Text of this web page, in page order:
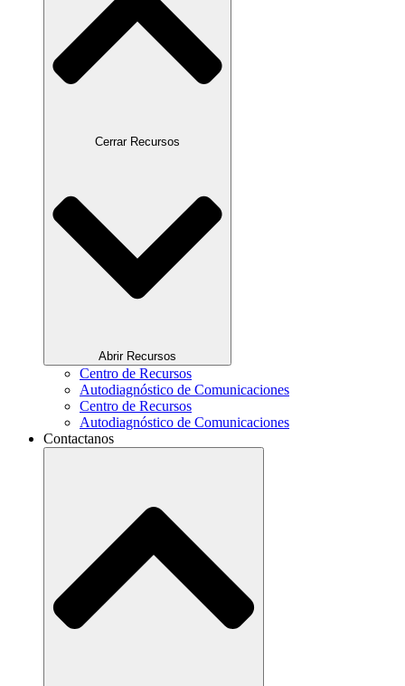
Cerrar Recursos
Abrir Recursos
Centro de Recursos
Autodiagnóstico de Comunicaciones
Centro de Recursos
Autodiagnóstico de Comunicaciones
Contactanos